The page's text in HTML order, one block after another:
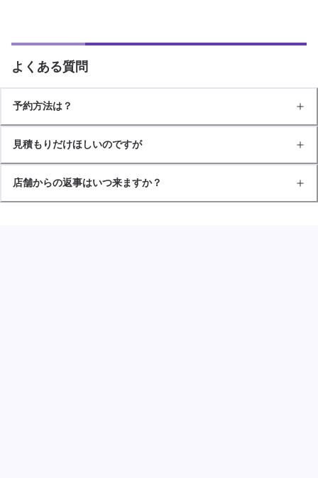
よくある質問
予約方法は？
見積もりだけほしいのですが
店舗からの返事はいつ来ますか？